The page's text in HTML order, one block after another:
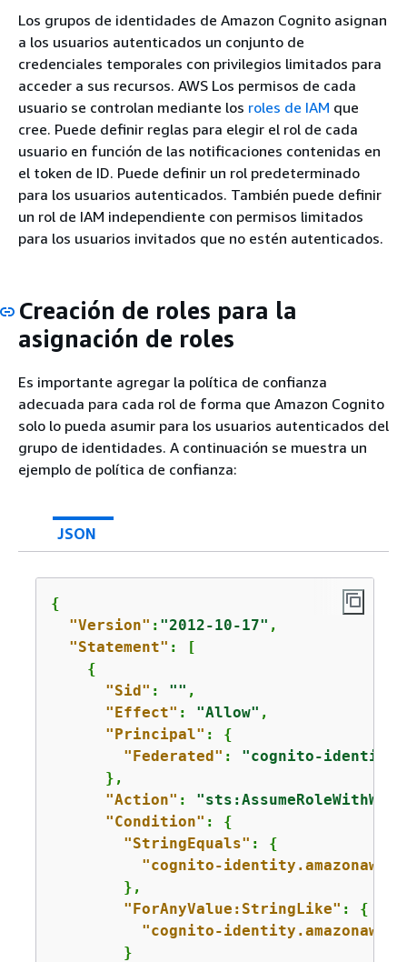
Los grupos de identidades de Amazon Cognito asignan
a los usuarios autenticados un conjunto de
credenciales temporales con privilegios limitados para
acceder a sus recursos. AWS Los permisos de cada
usuario se controlan mediante los roles de IAM que
cree. Puede definir reglas para elegir el rol de cada
usuario en función de las notificaciones contenidas en
el token de ID. Puede definir un rol predeterminado
para los usuarios autenticados. También puede definir
un rol de IAM independiente con permisos limitados
para los usuarios invitados que no estén autenticados.
Creación de roles para la
asignación de roles
Es importante agregar la política de confianza
adecuada para cada rol de forma que Amazon Cognito
solo lo pueda asumir para los usuarios autenticados del
grupo de identidades. A continuación se muestra un
ejemplo de política de confianza:
JSON
{
"Version" : "2012-10-17" ,
"Statement" : [
{
"Sid" : "" ,
"Effect" : "Allow" ,
"Principal" : {
"Federated" : "cognito-
      },
"Action" :
"Condition" : {
"StringEquals" : {
"cognito-
        },
"ForAnyValue:StringLike" : {
"cognito-
        }